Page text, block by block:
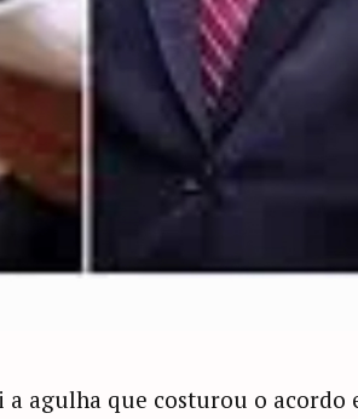
a agulha que costurou o